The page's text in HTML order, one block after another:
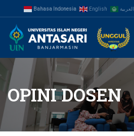
Bahasa Indonesia English العربية
OPINI DOSEN